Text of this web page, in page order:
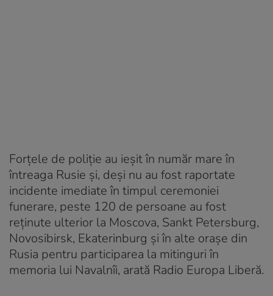
Forțele de poliție au ieșit în număr mare în
întreaga Rusie și, deși nu au fost raportate
incidente imediate în timpul ceremoniei
funerare, peste 120 de persoane au fost
reținute ulterior la Moscova, Sankt Petersburg,
Novosibirsk, Ekaterinburg și în alte orașe din
Rusia pentru participarea la mitinguri în
memoria lui Navalnîi, arată Radio Europa Liberă.